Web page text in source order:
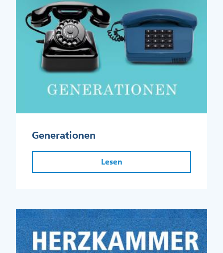
Generationen
Lesen